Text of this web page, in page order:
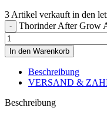
3 Artikel verkauft in den
Thorinder After Grow
In den Warenkorb
Beschreibung
VERSAND &
Beschreibung